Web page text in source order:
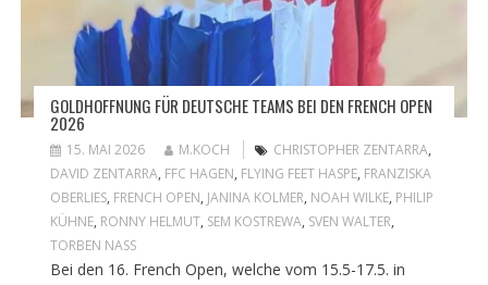
GOLDHOFFNUNG FÜR DEUTSCHE TEAMS BEI DEN FRENCH OPEN
2026
15. MAI 2026 M.KOCH CHRISTOPHER ZENTARRA,
DAVID ZENTARRA, FFC HAGEN, FLYING FEET HASPE, FRANZISKA
OBERLIES, FRENCH OPEN, JANINA KOLMER, NOAH WILKE, PHILIP
KÜHNE, RONNY HELMUT, SEM KOSTREWA, SVEN WALTER,
TORBEN NASS
Bei den 16. French Open, welche vom 15.5-17.5. in